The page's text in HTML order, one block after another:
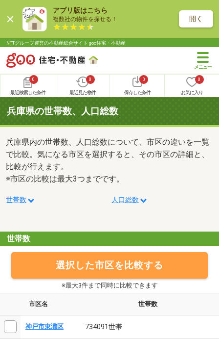
アプリ版はこちら
複数社の物件を探せる！ 開く
NTTグループ運営の不動産総合サイト goo住宅・不動産
0
最近検索した条件
0
最近見た物件
0
保存した条件
0
お気に入り
兵庫県の世帯数、人口総数
兵庫県内の世帯数、人口総数について、市区の違いを一覧
で比較。気になる市区を選択すると、その市区の詳細と、
比較が行えます。
※市区の比較は最大3つまでです。
世帯数 人口総数
世帯数
選択した市区を比較する
※最大3件まで同時に比較できます
市区名 世帯数
神戸市東灘区 734091世帯